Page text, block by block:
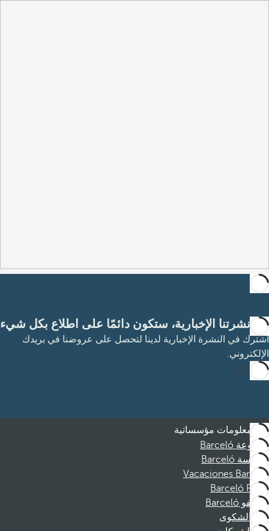
مع نشرتنا الإخبارية، ستكون دائمًا على اطلاع بكل شيء
اشترك في النشرة الإخبارية لدينا لتحصل على عروضنا في بريدك
الإلكتروني.
الاشتراك
معلومات مؤسساتية
مجموعة Barceló
مؤسسة Barceló
Vacaciones Barceló
Barceló Films
موظفو Barceló
قناة الشكوى